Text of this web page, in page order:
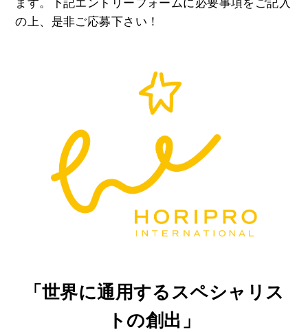
の上、是⾮ご応募下さい！
「世界に通用するスペシャリス
トの創出」